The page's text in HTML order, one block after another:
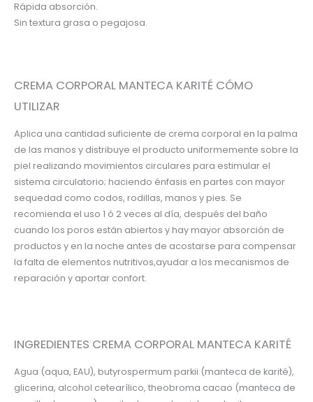
Rápida absorción.
Sin textura grasa o pegajosa.
CREMA CORPORAL MANTECA KARITÉ CÓMO
UTILIZAR
Aplica una cantidad suficiente de crema corporal en la palma
de las manos y distribuye el producto uniformemente sobre la
piel realizando movimientos circulares para estimular el
sistema circulatorio; haciendo énfasis en partes con mayor
sequedad como codos, rodillas, manos y pies. Se
recomienda el uso 1 ó 2 veces al día, después del baño
cuando los poros están abiertos y hay mayor absorción de
productos y en la noche antes de acostarse para compensar
la falta de elementos nutritivos,ayudar a los mecanismos de
reparación y aportar confort.
INGREDIENTES CREMA CORPORAL MANTECA KARITÉ
Agua (aqua, EAU), butyrospermum parkii (manteca de karité),
glicerina, alcohol cetearílico, theobroma cacao (manteca de